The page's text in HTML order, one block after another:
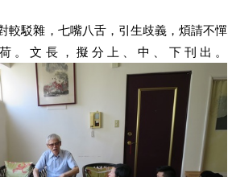
較駁雜，七嘴八舌，引生歧義，煩請不憚
。文長，擬分上、中、下刊出。